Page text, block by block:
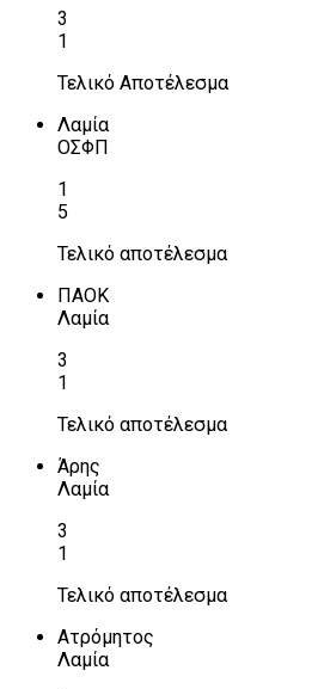
3
1
Τελικό Αποτέλεσμα
Λαμία
ΟΣΦΠ
1
5
Τελικό αποτέλεσμα
ΠΑΟΚ
Λαμία
3
1
Τελικό αποτέλεσμα
Άρης
Λαμία
3
1
Τελικό αποτέλεσμα
Ατρόμητος
Λαμία